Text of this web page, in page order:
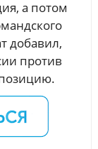
а потом
добавил,
против